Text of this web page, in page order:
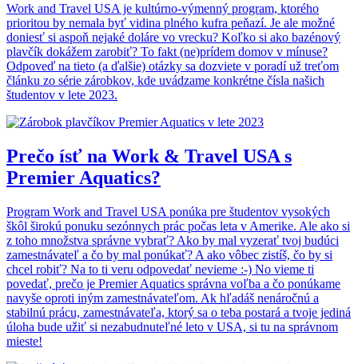
Work and Travel USA je kultúrno-výmenný program, ktorého
prioritou by nemala byť vidina plného kufra peňazí. Je ale možné
doniesť si aspoň nejaké doláre vo vrecku? Koľko si ako bazénový
plavčík dokážem zarobiť? To fakt (ne)prídem domov v mínuse?
Odpoveď na tieto (a ďalšie) otázky sa dozviete v poradí už treťom
článku zo série zárobkov, kde uvádzame konkrétne čísla našich
študentov v lete 2023.
Prečo ísť na Work & Travel USA s
Premier Aquatics?
Program Work and Travel USA ponúka pre študentov vysokých
škôl širokú ponuku sezónnych prác počas leta v Amerike. Ale ako si
z toho množstva správne vybrať? Ako by mal vyzerať tvoj budúci
zamestnávateľ a čo by mal ponúkať? A ako vôbec zistíš, čo by si
chcel robiť? Na to ti veru odpovedať nevieme :-) No vieme ti
povedať, prečo je Premier Aquatics správna voľba a čo ponúkame
navyše oproti iným zamestnávateľom. Ak hľadáš nenáročnú a
stabilnú prácu, zamestnávateľa, ktorý sa o teba postará a tvoje jediná
úloha bude užiť si nezabudnuteľné leto v USA, si tu na správnom
mieste!